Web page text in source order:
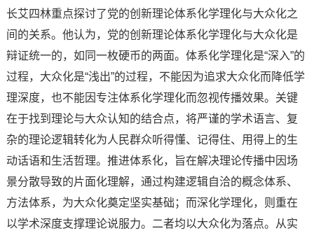
长艾四林重点探讨了党的创新理论体系化学理化与大众化之
间的关系。他认为，党的创新理论体系化学理化与大众化是
辩证统一的，如同一枚硬币的两面。体系化学理化是“深入”的
过程，大众化是“浅出”的过程，不能因为追求大众化而降低学
理深度，也不能因专注体系化学理化而忽视传播效果。关键
在于找到理论与大众认知的结合点，将严谨的学术语言、复
杂的理论逻辑转化为人民群众听得懂、记得住、用得上的生
动话语和生活哲理。推进体系化，旨在解决理论传播中因场
景分散导致的片面化理解，通过构建逻辑自洽的概念体系、
方法体系，为大众化奠定坚实基础；而深化学理化，则重在
以学术深度支撑理论说服力。二者均以大众化为落点。从实